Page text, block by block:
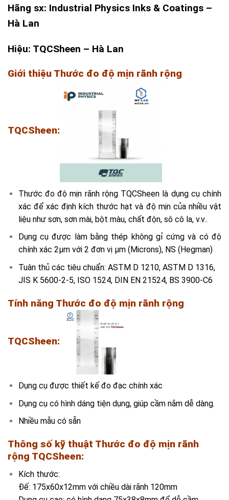
Hãng sx: Industrial Physics Inks & Coatings –
Hà Lan
Hiệu: TQCSheen – Hà Lan
Giới thiệu Thước đo độ mịn rãnh rộng
TQCSheen:
Thước đo độ mịn rãnh rộng TQCSheen là dụng cụ chính
xác để xác định kích thước hạt và độ mịn của nhiều vật
liệu như sơn, sơn mài, bột màu, chất độn, sô cô la, v.v..
Dụng cụ được làm bằng thép không gỉ cứng và có độ
chính xác 2µm với 2 đơn vị µm (Microns), NS (Hegman)
Tuân thủ các tiêu chuẩn: ASTM D 1210, ASTM D 1316,
JIS K 5600-2-5, ISO 1524, DIN EN 21524, BS 3900-C6
Tính năng Thước đo độ mịn rãnh rộng
TQCSheen:
Dụng cụ được thiết kế đo đạc chính xác
Dụng cụ có hình dáng tiện dụng, giúp cầm nắm dễ dàng.
Nhiều mẫu có sẵn
Thông số kỹ thuật Thước đo độ mịn rãnh
rộng TQCSheen:
Kích thước:
Đế: 175x60x12mm với chiều dài rãnh 120mm